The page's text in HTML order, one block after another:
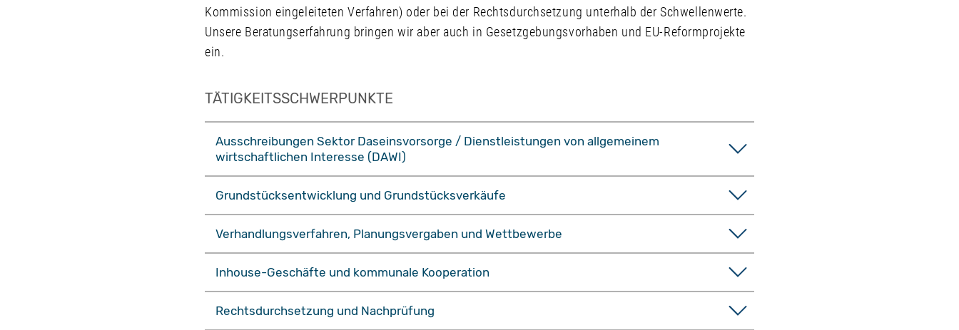
Kommission eingeleiteten Verfahren) oder bei der Rechtsdurchsetzung unterhalb der Schwellenwerte.
Unsere Beratungserfahrung bringen wir aber auch in Gesetzgebungsvorhaben und EU-Reformprojekte
ein.
TÄTIGKEITSSCHWERPUNKTE
Ausschreibungen Sektor Daseinsvorsorge / Dienstleistungen von allgemeinem
wirtschaftlichen Interesse (DAWI)
Grundstücksentwicklung und Grundstücksverkäufe
Verhandlungsverfahren, Planungsvergaben und Wettbewerbe
Inhouse-Geschäfte und kommunale Kooperation
Rechtsdurchsetzung und Nachprüfung